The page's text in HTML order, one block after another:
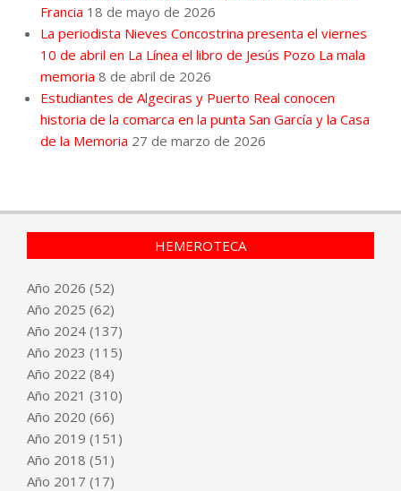
Francia 18 de mayo de 2026
La periodista Nieves Concostrina presenta el viernes
10 de abril en La Línea el libro de Jesús Pozo La mala
memoria 8 de abril de 2026
Estudiantes de Algeciras y Puerto Real conocen
historia de la comarca en la punta San García y la Casa
de la Memoria 27 de marzo de 2026
HEMEROTECA
Año 2026 (52)
Año 2025 (62)
Año 2024 (137)
Año 2023 (115)
Año 2022 (84)
Año 2021 (310)
Año 2020 (66)
Año 2019 (151)
Año 2018 (51)
Año 2017 (17)